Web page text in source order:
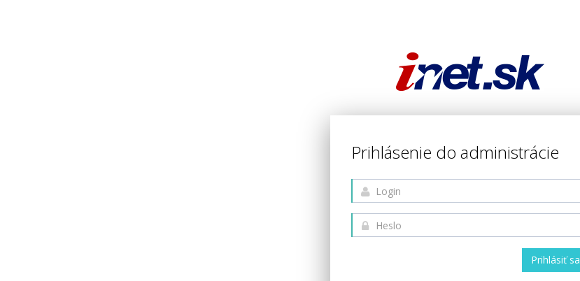
Prihlásenie do administrácie
Prihlásiť sa